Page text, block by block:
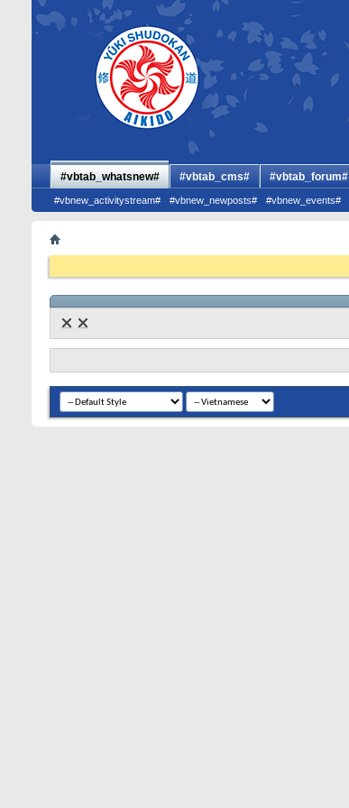
#vbtab_whatsnew#
#vbnew_activitystream# #vbnew_newposts# #vbnew_events#
#vbtab_cms# #vbtab_forum#